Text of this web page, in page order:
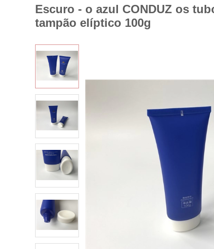
Escuro - o azul CONDUZ os
tampão elíptico 100g